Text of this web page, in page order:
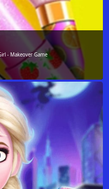
- Makeover Game